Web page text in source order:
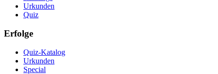
Urkunden
Quiz
Erfolge
Quiz-Katalog
Urkunden
Special